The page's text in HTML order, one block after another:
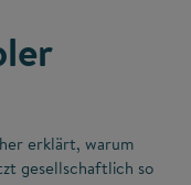
erklärt, warum
gesellschaftlich so